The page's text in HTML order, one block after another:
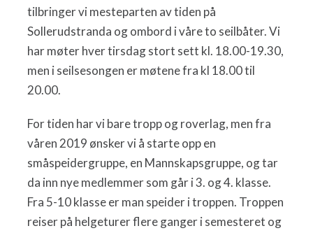
tilbringer vi mesteparten av tiden på
Sollerudstranda og ombord i våre to seilbåter. Vi
har møter hver tirsdag stort sett kl. 18.00-19.30,
men i seilsesongen er møtene fra kl 18.00 til
20.00.
For tiden har vi bare tropp og roverlag, men fra
våren 2019 ønsker vi å starte opp en
småspeidergruppe, en Mannskapsgruppe, og tar
da inn nye medlemmer som går i 3. og 4. klasse.
Fra 5-10 klasse er man speider i troppen. Troppen
reiser på helgeturer flere ganger i semesteret og